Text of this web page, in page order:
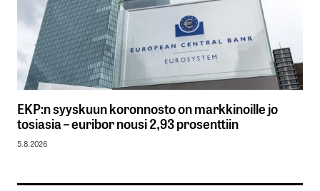
EKP:n syyskuun koronnosto on markkinoille jo
tosiasia – euribor nousi 2,93 prosenttiin
5.8.2026